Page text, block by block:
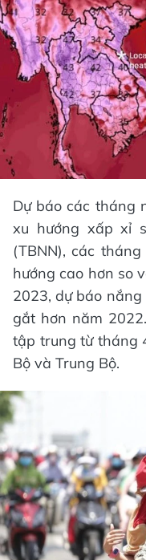
Dự báo các tháng
xu hướng xấp xỉ
(TBNN), các
hướng cao hơn so
2023, dự báo
gắt hơn năm
tập trung từ tháng
Bộ và Trung Bộ.